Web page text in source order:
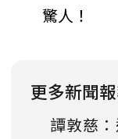
驚人！
更多新聞
譚敦慈